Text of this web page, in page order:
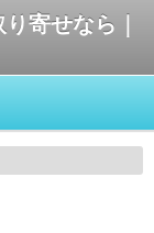
寄せなら｜